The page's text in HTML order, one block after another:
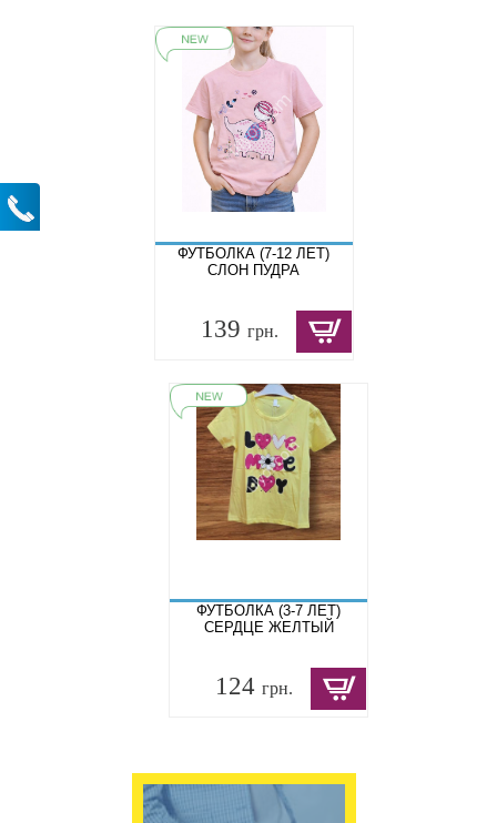
ФУТБОЛКА (7-12 ЛЕТ)
СЛОН ПУДРА
139 грн.
ФУТБОЛКА (3-7 ЛЕТ)
СЕРДЦЕ ЖЕЛТЫЙ
124 грн.